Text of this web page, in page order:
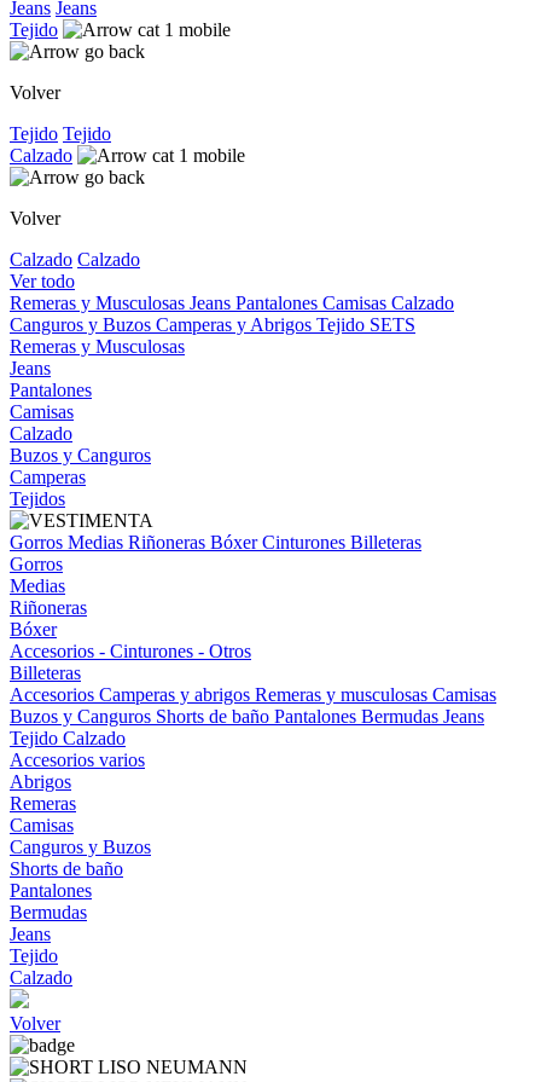
Jeans Jeans
Tejido
Volver
Tejido Tejido
Calzado
Volver
Calzado Calzado
Ver todo
Remeras y Musculosas Jeans Pantalones Camisas Calzado
Canguros y Buzos Camperas y Abrigos Tejido SETS
Remeras y Musculosas
Jeans
Pantalones
Camisas
Calzado
Buzos y Canguros
Camperas
Tejidos
Gorros Medias Riñoneras BóxerCinturones Billeteras
Gorros
Medias
Riñoneras
Bóxer
Accesorios - Cinturones - Otros
Billeteras
Accesorios Camperas y abrigos Remeras y musculosas Camisas
Buzos y Canguros Shorts de baño Pantalones Bermudas Jeans
Tejido Calzado
Accesorios varios
Abrigos
Remeras
Camisas
Canguros y Buzos
Shorts de baño
Pantalones
Bermudas
Jeans
Tejido
Calzado
Volver